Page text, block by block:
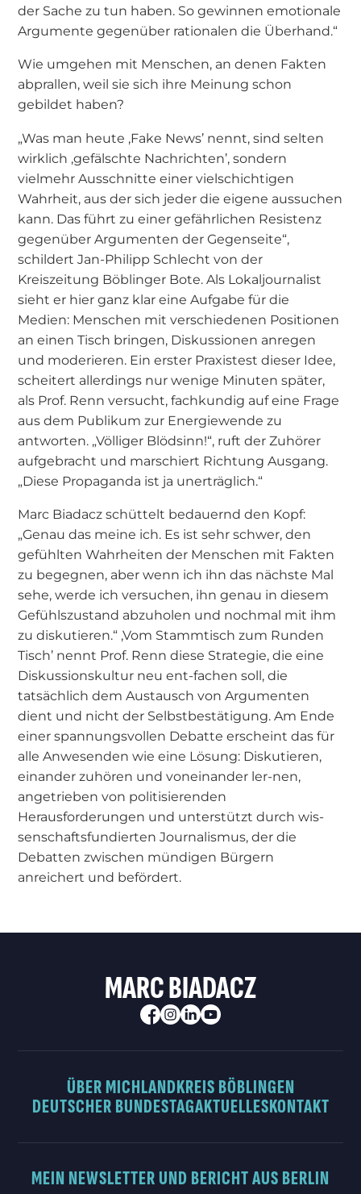
der Sache zu tun haben. So gewinnen emotionale
Argumente gegenüber rationalen die Überhand.“
Wie umgehen mit Menschen, an denen Fakten
abprallen, weil sie sich ihre Meinung schon
gebildet haben?
„Was man heute ‚Fake News’ nennt, sind selten
wirklich ‚gefälschte Nachrichten’, sondern
vielmehr Ausschnitte einer vielschichtigen
Wahrheit, aus der sich jeder die eigene aussuchen
kann. Das führt zu einer gefährlichen Resistenz
gegenüber Argumenten der Gegenseite“,
schildert Jan-Philipp Schlecht von der
Kreiszeitung Böblinger Bote. Als Lokaljournalist
sieht er hier ganz klar eine Aufgabe für die
Medien: Menschen mit verschiedenen Positionen
an einen Tisch bringen, Diskussionen anregen
und moderieren. Ein erster Praxistest dieser Idee,
scheitert allerdings nur wenige Minuten später,
als Prof. Renn versucht, fachkundig auf eine Frage
aus dem Publikum zur Energiewende zu
antworten. „Völliger Blödsinn!“, ruft der Zuhörer
aufgebracht und marschiert Richtung Ausgang.
„Diese Propaganda ist ja unerträglich.“
Marc Biadacz schüttelt bedauernd den Kopf:
„Genau das meine ich. Es ist sehr schwer, den
gefühlten Wahrheiten der Menschen mit Fakten
zu begegnen, aber wenn ich ihn das nächste Mal
sehe, werde ich versuchen, ihn genau in diesem
Gefühlszustand abzuholen und nochmal mit ihm
zu diskutieren.“ ‚Vom Stammtisch zum Runden
Tisch’ nennt Prof. Renn diese Strategie, die eine
Diskussionskultur neu ent-fachen soll, die
tatsächlich dem Austausch von Argumenten
dient und nicht der Selbstbestätigung. Am Ende
einer spannungsvollen Debatte erscheint das für
alle Anwesenden wie eine Lösung: Diskutieren,
einander zuhören und voneinander ler-nen,
angetrieben von politisierenden
Herausforderungen und unterstützt durch wis-
senschaftsfundierten Journalismus, der die
Debatten zwischen mündigen Bürgern
anreichert und befördert.
MARC BIADACZ
ÜBER MICHLANDKREIS BÖBLINGEN
DEUTSCHER BUNDESTAGAKTUELLESKONTAKT
MEIN NEWSLETTER UND BERICHT AUS BERLIN